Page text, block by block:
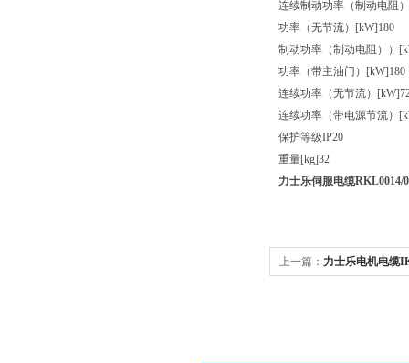
连续制动功率（制动电阻
功率（无节流）[kW]180
制动功率（制动电阻））
功率（带主油门）[kW]180
连续功率（无节流）
连续功率（带电源节流）
保护等级IP20
重量[kg]32
力士乐伺服电缆RKL0014/
上一篇： 力士乐电机电缆